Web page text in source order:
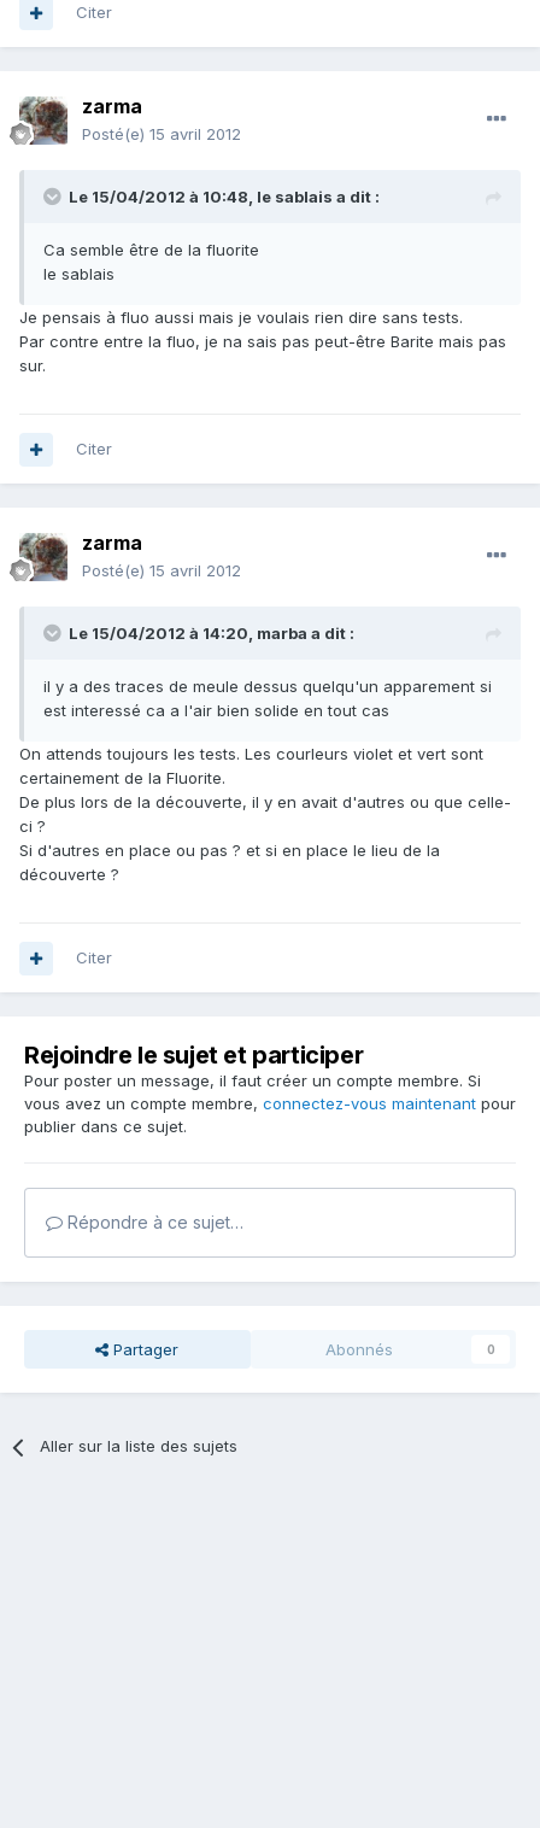
Citer
zarma
Posté(e) 15 avril 2012
Le 15/04/2012 à 10:48, le sablais a dit :
Ca semble être de la fluorite
le sablais
Je pensais à fluo aussi mais je voulais rien dire sans tests.
Par contre entre la fluo, je na sais pas peut-être Barite mais pas
sur.
Citer
zarma
Posté(e) 15 avril 2012
Le 15/04/2012 à 14:20, marba a dit :
il y a des traces de meule dessus quelqu'un apparement si
est interessé ca a l'air bien solide en tout cas
On attends toujours les tests. Les courleurs violet et vert sont
certainement de la Fluorite.
De plus lors de la découverte, il y en avait d'autres ou que celle-
ci ?
Si d'autres en place ou pas ? et si en place le lieu de la
découverte ?
Citer
Rejoindre le sujet et participer
Pour poster un message, il faut créer un compte membre. Si
vous avez un compte membre, connectez-vous maintenant pour
publier dans ce sujet.
Répondre à ce sujet…
Partager Abonnés 0
Aller sur la liste des sujets